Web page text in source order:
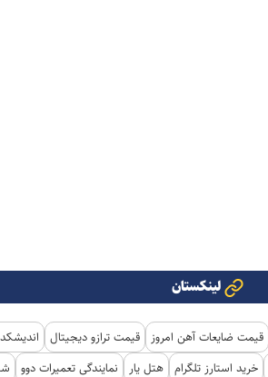
لینکستان
قیمت ضایعات آهن امروز قیمت ترازو دیجیتال
خرید استارز تلگرام هتل یار نمایندگی تعمیرات دوو